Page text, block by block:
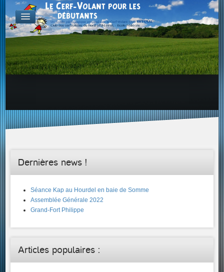
FABRICATION
Exemple d'atelier & de projets
Familles de Cerf-Volant
ENVOL & PILOTAGE
Envol & Aérologie
Dernières news !
Séance Kap au Hourdel en baie de Somme
Assemblée Générale 2022
Grand-Fort Philippe
Articles populaires :